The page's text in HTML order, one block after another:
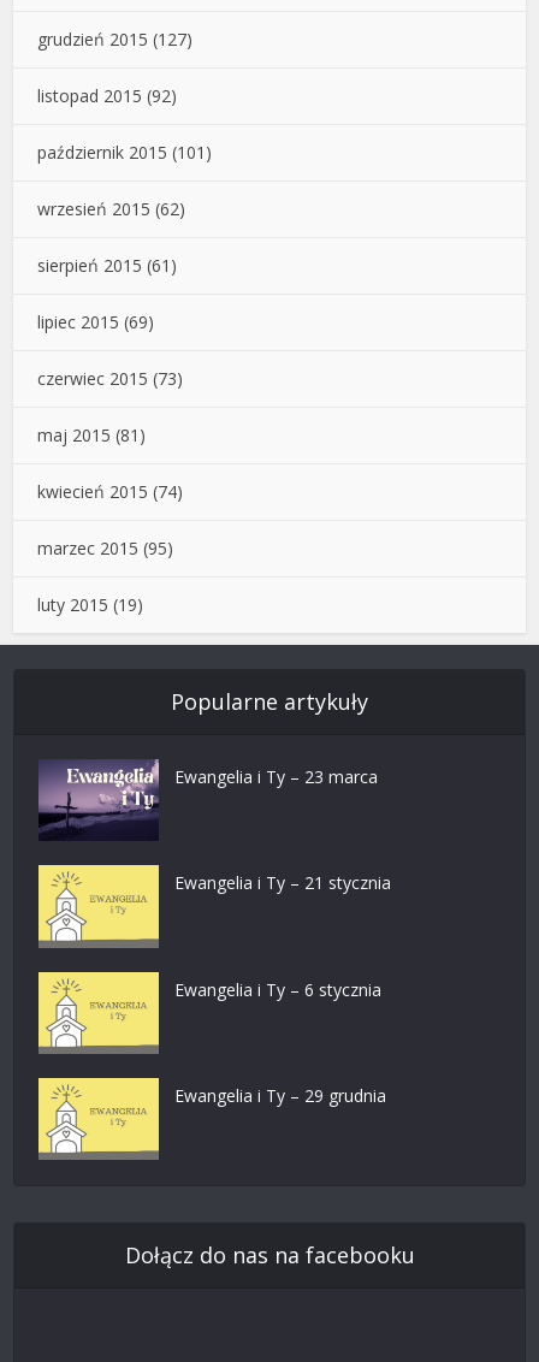
grudzień 2015 (127)
listopad 2015 (92)
październik 2015 (101)
wrzesień 2015 (62)
sierpień 2015 (61)
lipiec 2015 (69)
czerwiec 2015 (73)
maj 2015 (81)
kwiecień 2015 (74)
marzec 2015 (95)
luty 2015 (19)
Popularne artykuły
Ewangelia i Ty – 23 marca
Ewangelia i Ty – 21 stycznia
Ewangelia i Ty – 6 stycznia
Ewangelia i Ty – 29 grudnia
Dołącz do nas na facebooku